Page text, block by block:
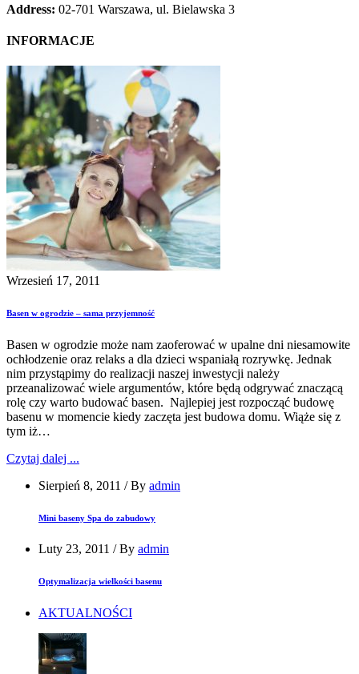
Address: 02-701 Warszawa, ul. Bielawska 3
INFORMACJE
Wrzesień 17, 2011
Basen w ogrodzie – sama przyjemność
Basen w ogrodzie może nam zaoferować w upalne dni niesamowite
ochłodzenie oraz relaks a dla dzieci wspaniałą rozrywkę. Jednak
nim przystąpimy do realizacji naszej inwestycji należy
przeanalizować wiele argumentów, które będą odgrywać znaczącą
rolę czy warto budować basen. Najlepiej jest rozpocząć budowę
basenu w momencie kiedy zaczęta jest budowa domu. Wiąże się z
tym iż…
Czytaj dalej ...
Sierpień 8, 2011 /By admin
Mini baseny Spa do zabudowy
Luty 23, 2011 /By admin
Optymalizacja wielkości basenu
AKTUALNOŚCI